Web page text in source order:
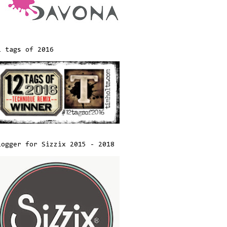
tags of 2016
for Sizzix 2015 - 2018